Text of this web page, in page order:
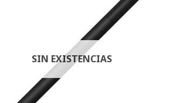
SIN EXISTENCIAS